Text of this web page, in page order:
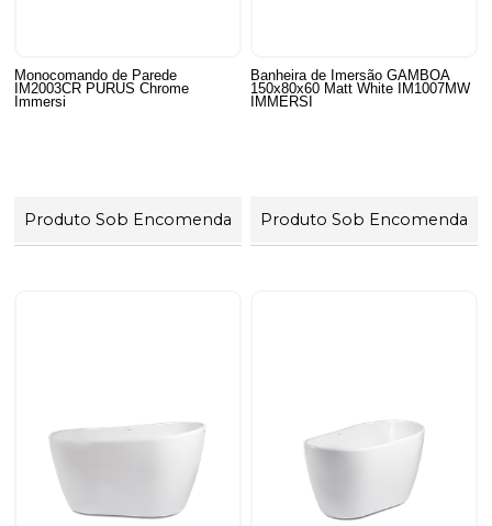
Monocomando de Parede
IM2003CR PURUS Chrome
Immersi
Produto Sob Encomenda
Banheira de Imersão GAMBOA
150x80x60 Matt White IM1007MW
IMMERSI
Produto Sob Encomenda